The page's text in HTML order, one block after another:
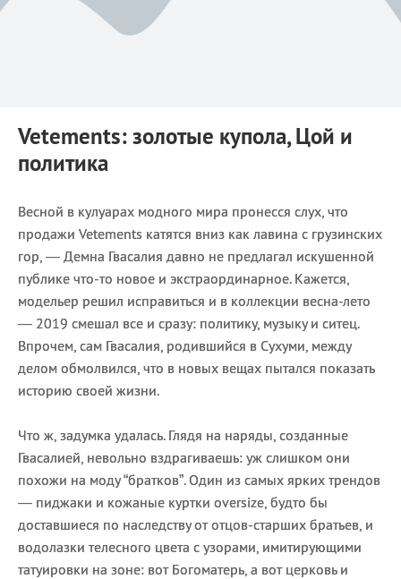
Vetements: золотые купола, Цой и
политика
Весной в кулуарах модного мира пронесся слух, что
продажи Vetements катятся вниз как лавина с грузинских
гор, — Демна Гвасалия давно не предлагал искушенной
публике что-то новое и экстраординарное. Кажется,
модельер решил исправиться и в коллекции весна-лето
— 2019 смешал все и сразу: политику, музыку и ситец.
Впрочем, сам Гвасалия, родившийся в Сухуми, между
делом обмолвился, что в новых вещах пытался показать
историю своей жизни.
Что ж, задумка удалась. Глядя на наряды, созданные
Гвасалией, невольно вздрагиваешь: уж слишком они
похожи на моду “братков”. Один из самых ярких трендов
— пиджаки и кожаные куртки oversize, будто бы
доставшиеся по наследству от отцов-старших братьев, и
водолазки телесного цвета с узорами, имитирующими
татуировки на зоне: вот Богоматерь, а вот церковь и